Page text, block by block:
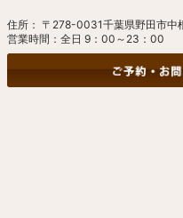
住所： 〒278-0031千葉県野田市
営業時間：全日 9：00～23：00